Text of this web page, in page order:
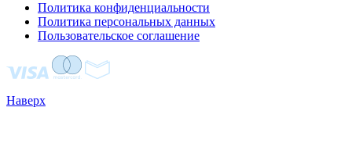
Политика конфиденциальности
Политика персональных данных
Пользовательское соглашение
Наверх